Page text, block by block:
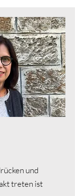
und
treten ist